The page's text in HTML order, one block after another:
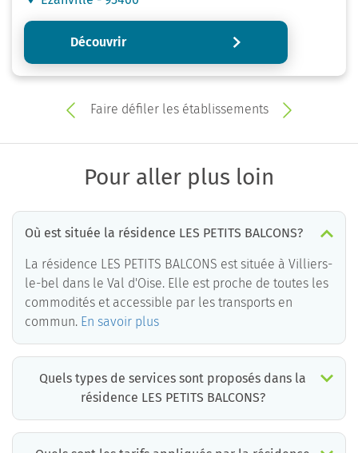
Découvrir
Faire défiler les établissements
Pour aller plus loin
Où est située la résidence LES PETITS BALCONS?
La résidence LES PETITS BALCONS est située à Villiers-
le-bel dans le Val d'Oise. Elle est proche de toutes les
commodités et accessible par les transports en
commun. En savoir plus
Quels types de services sont proposés dans la
résidence LES PETITS BALCONS?